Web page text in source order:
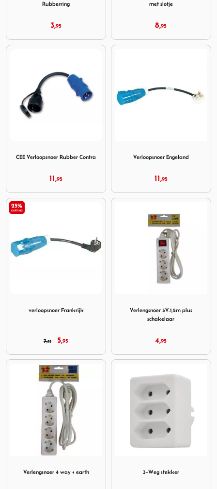
Rubberring
3,95
met slotje
8,95
CEE Verloopsnoer Rubber Contra
11,95
Verloopsnoer Engeland
11,95
25%
KORTING
verloopsnoer Frankrijk
7,95 5,95
Verlengsnoer 3V.1,5m plus
schakelaar
4,95
Verlengsnoer 4 way + earth 3-Weg stekker